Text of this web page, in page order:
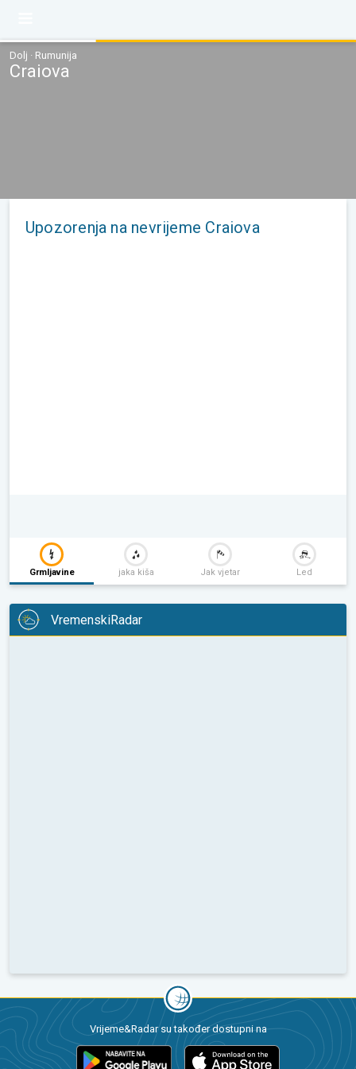
Dolj · Rumunija
Craiova
Upozorenja na nevrijeme Craiova
Grmljavine jaka kiša Jak vjetar Led
VremenskiRadar
Vrijeme&Radar su također dostupni na